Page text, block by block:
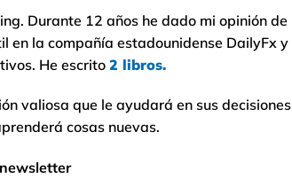
Durante 12 años he dado mi opinión de
en la compañía estadounidense DailyFx y
He escrito 2 libros.
valiosa que le ayudará en sus decisiones
cosas nuevas.